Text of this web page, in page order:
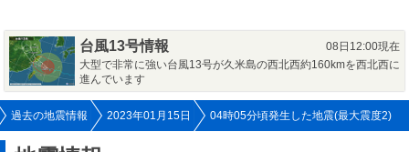
台風13号情報
08日12:00現在
大型で非常に強い台風13号が久米島の西北西約160kmを西北西に
進んでいます
過去の地震情報 2023年01月15日 04時05分頃発生した地震(最大震度2)